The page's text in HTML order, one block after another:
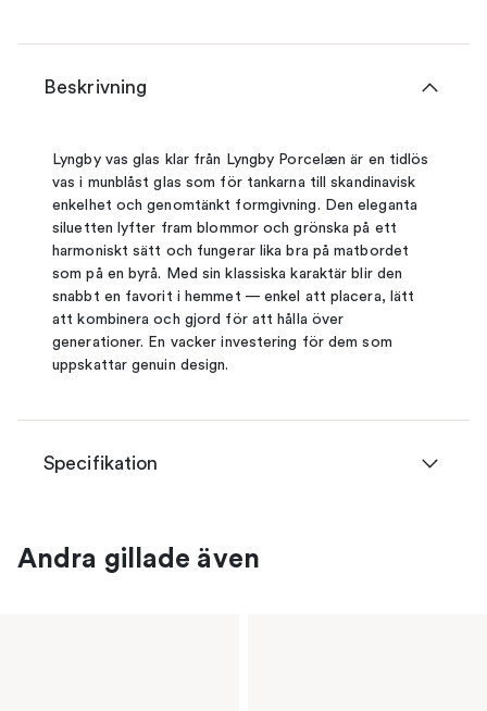
Beskrivning
Lyngby vas glas klar från Lyngby Porcelæn är en tidlös
vas i munblåst glas som för tankarna till skandinavisk
enkelhet och genomtänkt formgivning. Den eleganta
siluetten lyfter fram blommor och grönska på ett
harmoniskt sätt och fungerar lika bra på matbordet
som på en byrå. Med sin klassiska karaktär blir den
snabbt en favorit i hemmet — enkel att placera, lätt
att kombinera och gjord för att hålla över
generationer. En vacker investering för dem som
uppskattar genuin design.
Specifikation
Andra gillade även